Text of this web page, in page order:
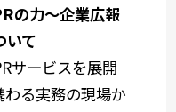
の力～企業広報
いて
サービスを展開
る実務の現場か